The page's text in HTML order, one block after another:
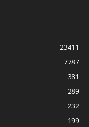
23411
7787
381
289
232
199